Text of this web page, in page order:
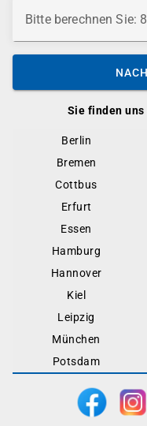
Sie finden
Berlin
Bremen
Cottbus
Erfurt
Essen
Hamburg
Hannover
Kiel
Leipzig
München
Potsdam
Bitte berechnen Sie: